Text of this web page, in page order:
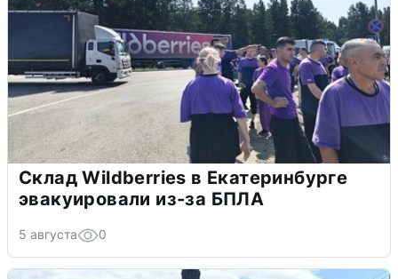
Склад Wildberries в Екатеринбурге
эвакуировали из-за БПЛА
5 августа 0